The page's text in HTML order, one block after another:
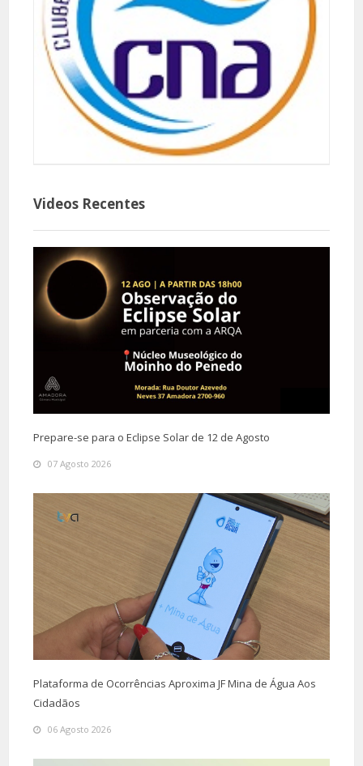
Videos Recentes
Prepare-se para o Eclipse Solar de 12 de Agosto
07 Agosto 2026
Plataforma de Ocorrências Aproxima JF Mina de Água Aos
Cidadãos
06 Agosto 2026